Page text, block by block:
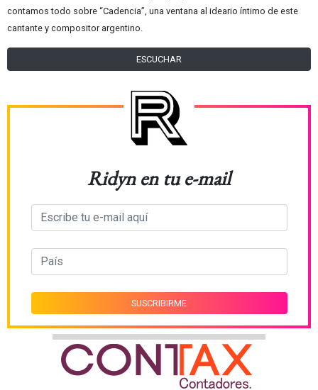
contamos todo sobre “Cadencia”, una ventana al ideario íntimo de este
cantante y compositor argentino.
ESCUCHAR
Ridyn en tu e-mail